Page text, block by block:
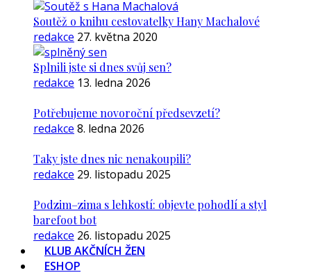
Soutěž o knihu cestovatelky Hany Machalové
redakce 27. května 2020
Splnili jste si dnes svůj sen?
redakce 13. ledna 2026
Potřebujeme novoroční předsevzetí?
redakce 8. ledna 2026
Taky jste dnes nic nenakoupili?
redakce 29. listopadu 2025
Podzim–zima s lehkostí: objevte pohodlí a styl
barefoot bot
redakce 26. listopadu 2025
KLUB AKČNÍCH ŽEN
ESHOP